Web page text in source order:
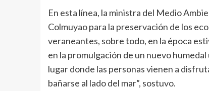
En esta línea, la ministra del Medio
Colmuyao para la preservación de los
veraneantes, sobre todo, en la época
en la promulgación de un nuevo
lugar donde las personas vienen a
bañarse al lado del mar”, sostuvo.